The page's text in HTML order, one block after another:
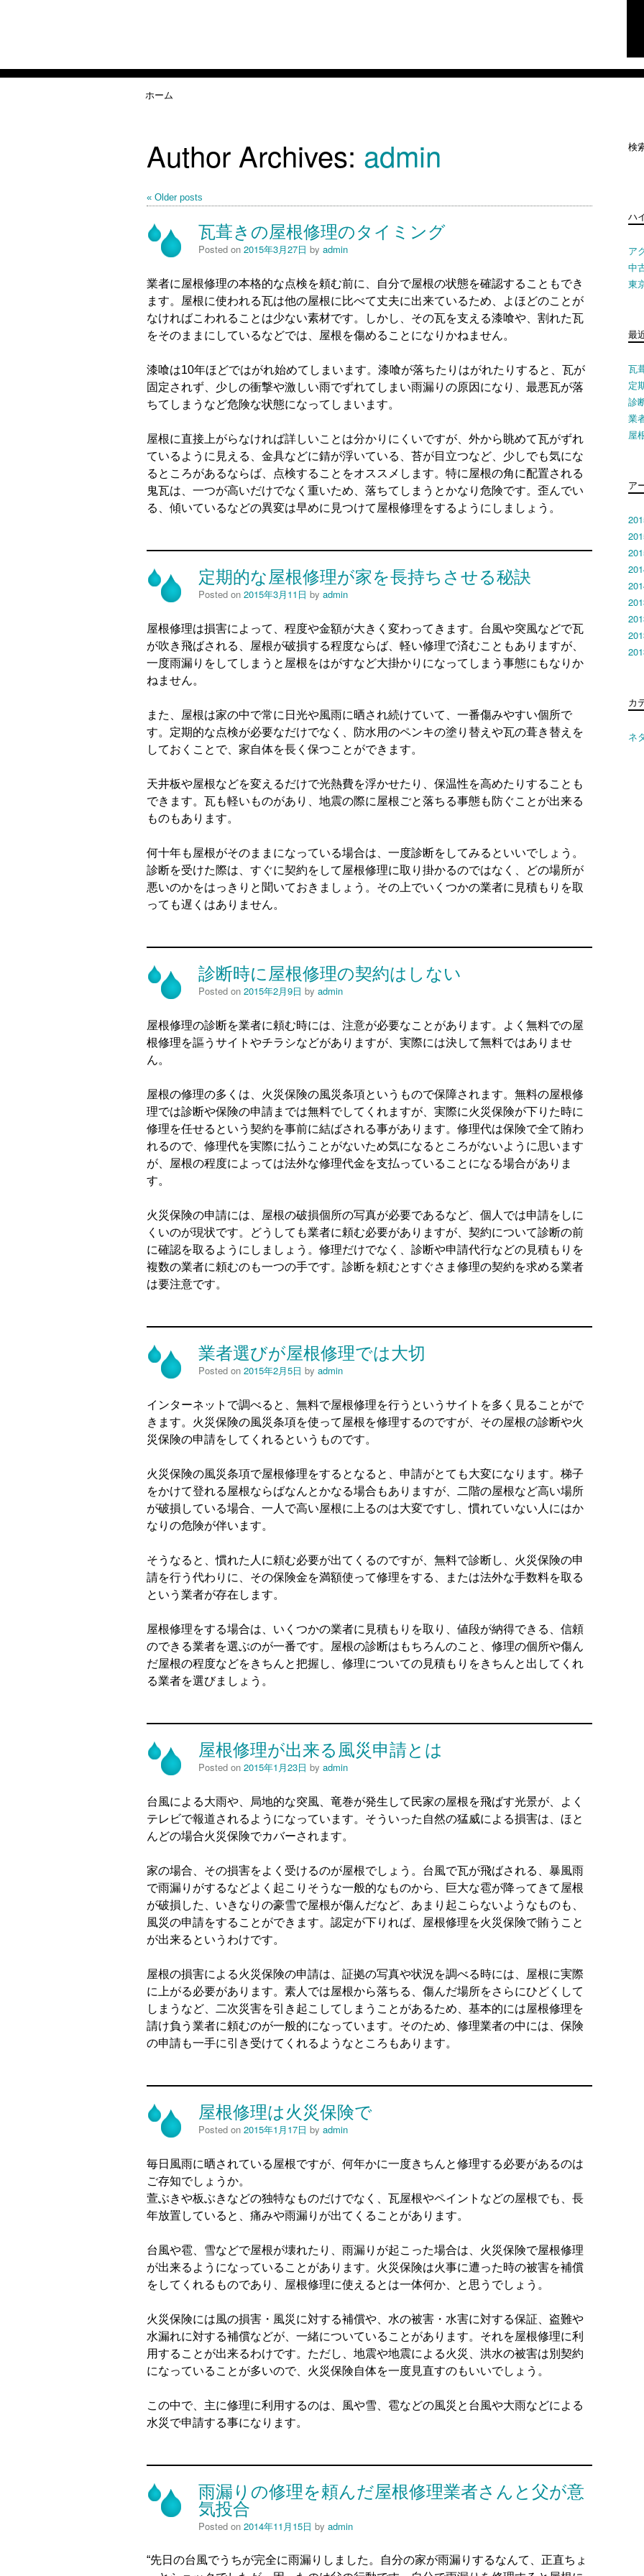
ホーム
Author Archives: admin
Older posts
瓦葺きの屋根修理のタイミング
Posted on2015年3月27日 byadmin
業者に屋根修理の本格的な点検を頼む前に、自分で屋根の状態を確認することもでき
ます。屋根に使われる瓦は他の屋根に比べて丈夫に出来ているため、よほどのことが
なければこわれることは少ない素材です。しかし、その瓦を支える漆喰や、割れた瓦
をそのままにしているなどでは、屋根を傷めることになりかねません。
漆喰は10年ほどではがれ始めてしまいます。漆喰が落ちたりはがれたりすると、瓦が
固定されず、少しの衝撃や激しい雨でずれてしまい雨漏りの原因になり、最悪瓦が落
ちてしまうなど危険な状態になってしまいます。
屋根に直接上がらなければ詳しいことは分かりにくいですが、外から眺めて瓦がずれ
ているように見える、金具などに錆が浮いている、苔が目立つなど、少しでも気にな
るところがあるならば、点検することをオススメします。特に屋根の角に配置される
鬼瓦は、一つが高いだけでなく重いため、落ちてしまうとかなり危険です。歪んでい
る、傾いているなどの異変は早めに見つけて屋根修理をするようにしましょう。
定期的な屋根修理が家を長持ちさせる秘訣
Posted on2015年3月11日 byadmin
屋根修理は損害によって、程度や金額が大きく変わってきます。台風や突風などで瓦
が吹き飛ばされる、屋根が破損する程度ならば、軽い修理で済むこともありますが、
一度雨漏りをしてしまうと屋根をはがすなど大掛かりになってしまう事態にもなりか
ねません。
また、屋根は家の中で常に日光や風雨に晒され続けていて、一番傷みやすい個所で
す。定期的な点検が必要なだけでなく、防水用のペンキの塗り替えや瓦の葺き替えを
しておくことで、家自体を長く保つことができます。
天井板や屋根などを変えるだけで光熱費を浮かせたり、保温性を高めたりすることも
できます。瓦も軽いものがあり、地震の際に屋根ごと落ちる事態も防ぐことが出来る
ものもあります。
何十年も屋根がそのままになっている場合は、一度診断をしてみるといいでしょう。
診断を受けた際は、すぐに契約をして屋根修理に取り掛かるのではなく、どの場所が
悪いのかをはっきりと聞いておきましょう。その上でいくつかの業者に見積もりを取
っても遅くはありません。
診断時に屋根修理の契約はしない
Posted on2015年2月9日 byadmin
屋根修理の診断を業者に頼む時には、注意が必要なことがあります。よく無料での屋
根修理を謳うサイトやチラシなどがありますが、実際には決して無料ではありませ
ん。
屋根の修理の多くは、火災保険の風災条項というもので保障されます。無料の屋根修
理では診断や保険の申請までは無料でしてくれますが、実際に火災保険が下りた時に
修理を任せるという契約を事前に結ばされる事があります。修理代は保険で全て賄わ
れるので、修理代を実際に払うことがないため気になるところがないように思います
が、屋根の程度によっては法外な修理代金を支払っていることになる場合がありま
す。
火災保険の申請には、屋根の破損個所の写真が必要であるなど、個人では申請をしに
くいのが現状です。どうしても業者に頼む必要がありますが、契約について診断の前
に確認を取るようにしましょう。修理だけでなく、診断や申請代行などの見積もりを
複数の業者に頼むのも一つの手です。診断を頼むとすぐさま修理の契約を求める業者
は要注意です。
業者選びが屋根修理では大切
Posted on2015年2月5日 byadmin
インターネットで調べると、無料で屋根修理を行うというサイトを多く見ることがで
きます。火災保険の風災条項を使って屋根を修理するのですが、その屋根の診断や火
災保険の申請をしてくれるというものです。
火災保険の風災条項で屋根修理をするとなると、申請がとても大変になります。梯子
をかけて登れる屋根ならばなんとかなる場合もありますが、二階の屋根など高い場所
が破損している場合、一人で高い屋根に上るのは大変ですし、慣れていない人にはか
なりの危険が伴います。
そうなると、慣れた人に頼む必要が出てくるのですが、無料で診断し、火災保険の申
請を行う代わりに、その保険金を満額使って修理をする、または法外な手数料を取る
という業者が存在します。
屋根修理をする場合は、いくつかの業者に見積もりを取り、値段が納得できる、信頼
のできる業者を選ぶのが一番です。屋根の診断はもちろんのこと、修理の個所や傷ん
だ屋根の程度などをきちんと把握し、修理についての見積もりをきちんと出してくれ
る業者を選びましょう。
屋根修理が出来る風災申請とは
Posted on2015年1月23日 byadmin
台風による大雨や、局地的な突風、竜巻が発生して民家の屋根を飛ばす光景が、よく
テレビで報道されるようになっています。そういった自然の猛威による損害は、ほと
んどの場合火災保険でカバーされます。
家の場合、その損害をよく受けるのが屋根でしょう。台風で瓦が飛ばされる、暴風雨
で雨漏りがするなどよく起こりそうな一般的なものから、巨大な雹が降ってきて屋根
が破損した、いきなりの豪雪で屋根が傷んだなど、あまり起こらないようなものも、
風災の申請をすることができます。認定が下りれば、屋根修理を火災保険で賄うこと
が出来るというわけです。
屋根の損害による火災保険の申請は、証拠の写真や状況を調べる時には、屋根に実際
に上がる必要があります。素人では屋根から落ちる、傷んだ場所をさらにひどくして
しまうなど、二次災害を引き起こしてしまうことがあるため、基本的には屋根修理を
請け負う業者に頼むのが一般的になっています。そのため、修理業者の中には、保険
の申請も一手に引き受けてくれるようなところもあります。
屋根修理は火災保険で
Posted on2015年1月17日 byadmin
毎日風雨に晒されている屋根ですが、何年かに一度きちんと修理する必要があるのは
ご存知でしょうか。
萱ぶきや板ぶきなどの独特なものだけでなく、瓦屋根やペイントなどの屋根でも、長
年放置していると、痛みや雨漏りが出てくることがあります。
台風や雹、雪などで屋根が壊れたり、雨漏りが起こった場合は、火災保険で屋根修理
が出来るようになっていることがあります。火災保険は火事に遭った時の被害を補償
をしてくれるものであり、屋根修理に使えるとは一体何か、と思うでしょう。
火災保険には風の損害・風災に対する補償や、水の被害・水害に対する保証、盗難や
水漏れに対する補償などが、一緒についていることがあります。それを屋根修理に利
用することが出来るわけです。ただし、地震や地震による火災、洪水の被害は別契約
になっていることが多いので、火災保険自体を一度見直すのもいいでしょう。
この中で、主に修理に利用するのは、風や雪、雹などの風災と台風や大雨などによる
水災で申請する事になります。
雨漏りの修理を頼んだ屋根修理業者さんと父が意
気投合
Posted on2014年11月15日 byadmin
“先日の台風でうちが完全に雨漏りしました。自分の家が雨漏りするなんて、正直ちょ
検
ハ
ア
中
東
最
瓦
定
診
業
屋
ア
カ
ネ